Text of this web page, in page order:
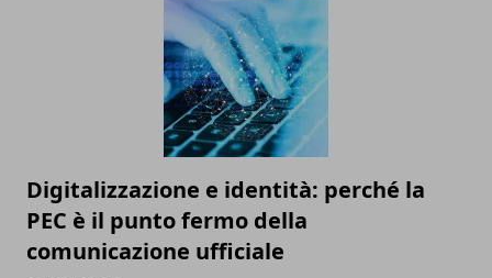
Digitalizzazione e identità: perché la
PEC è il punto fermo della
comunicazione ufficiale